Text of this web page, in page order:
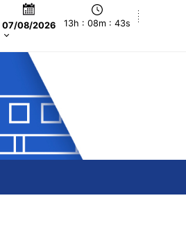
07/08/2026 13h : 08m : 44s